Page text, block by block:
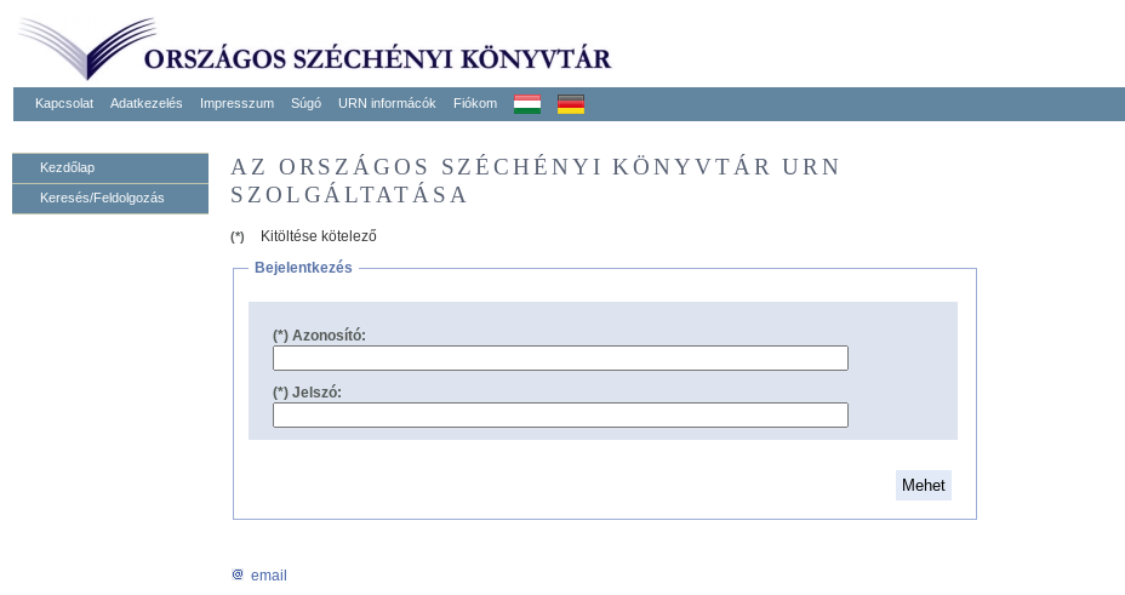
Kapcsolat Adatkezelés Impresszum Súgó URN informácók Fiókom
Kezdőlap
Keresés/Feldolgozás
AZ ORSZÁGOS SZÉCHÉNYI KÖNYVTÁR URN
SZOLGÁLTATÁSA
(*)
Kitöltése kötelező
Bejelentkezés
(*) Azonosító:
(*) Jelszó:
email